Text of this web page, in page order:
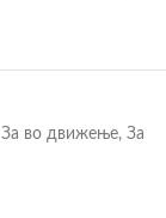
За во движење, За